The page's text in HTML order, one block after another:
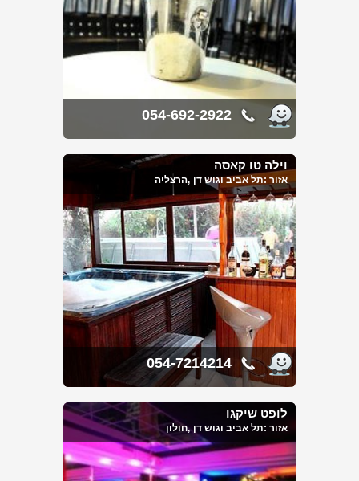
054-692-2922
054-7214214
וילה טו קאסה
אזור :תל אביב וגוש דן ,הרצליה
לופט שיקגו
אזור :תל אביב וגוש דן ,חולון